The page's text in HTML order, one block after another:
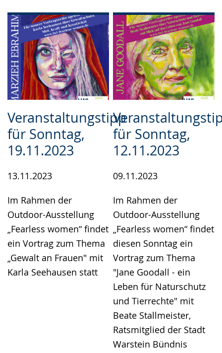
Veranstaltungstipp
für Sonntag,
19.11.2023
13.11.2023
Im Rahmen der
Outdoor-Ausstellung
„Fearless women“ findet
ein Vortrag zum Thema
„Gewalt an Frauen" mit
Karla Seehausen statt
für Sonntag,
12.11.2023
09.11.2023
Im Rahmen der
Outdoor-Ausstellung
„Fearless women“ findet
diesen Sonntag ein
Vortrag zum Thema
"Jane Goodall - ein
Leben für Naturschutz
und Tierrechte" mit
Beate Stallmeister,
Ratsmitglied der Stadt
Warstein Bündnis